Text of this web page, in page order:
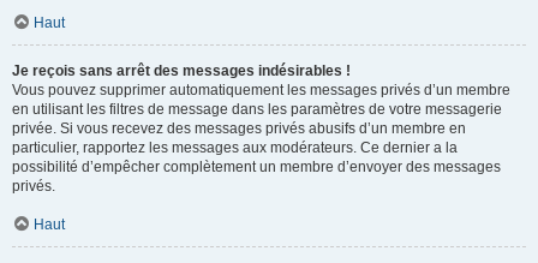
Haut
Je reçois sans arrêt des messages indésirables !
Vous pouvez supprimer automatiquement les messages privés d’un membre
en utilisant les filtres de message dans les paramètres de votre messagerie
privée. Si vous recevez des messages privés abusifs d’un membre en
particulier, rapportez les messages aux modérateurs. Ce dernier a la
possibilité d’empêcher complètement un membre d’envoyer des messages
privés.
Haut